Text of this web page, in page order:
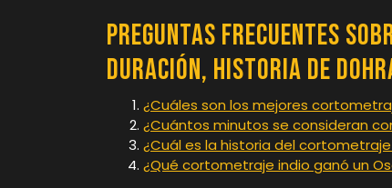
Preguntas Frecuentes
Duración, Historia de
¿Cuáles son los mejores
¿Cuántos minutos se consideran
¿Cuál es la historia del
¿Qué cortometraje indio ganó un